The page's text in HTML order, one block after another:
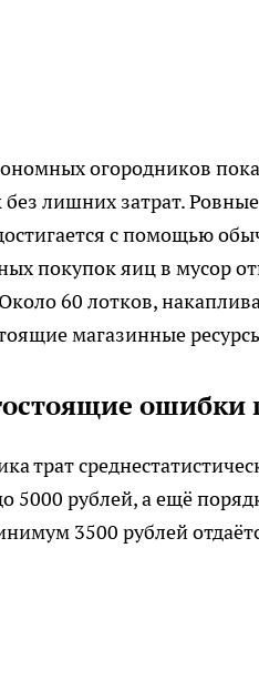
огородников
без лишних затрат.
с помощью
покупок яиц в мусор
60 лотков,
магазинные
ошибки
трат
5000 рублей, а ещё
3500 рублей